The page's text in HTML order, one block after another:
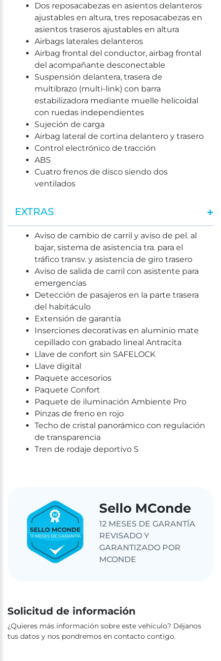
Dos reposacabezas en asientos delanteros
ajustables en altura, tres reposacabezas en
asientos traseros ajustables en altura
Airbags laterales delanteros
Airbag frontal del conductor, airbag frontal
del acompañante desconectable
Suspensión delantera, trasera de
multibrazo (multi-link) con barra
estabilizadora mediante muelle helicoidal
con ruedas independientes
Sujeción de carga
Airbag lateral de cortina delantero y trasero
Control electrónico de tracción
ABS
Cuatro frenos de disco siendo dos
ventilados
EXTRAS
Aviso de cambio de carril y aviso de pel. al
bajar, sistema de asistencia tra. para el
tráfico transv. y asistencia de giro trasero
Aviso de salida de carril con asistente para
emergencias
Detección de pasajeros en la parte trasera
del habitáculo
Extensión de garantía
Inserciones decorativas en aluminio mate
cepillado con grabado lineal Antracita
Llave de confort sin SAFELOCK
Llave digital
Paquete accesorios
Paquete Confort
Paquete de iluminación Ambiente Pro
Pinzas de freno en rojo
Techo de cristal panorámico con regulación
de transparencia
Tren de rodaje deportivo S
Sello MConde
12 MESES DE GARANTÍA
REVISADO Y
GARANTIZADO POR
MCONDE
Solicitud de información
¿Quieres más información sobre este vehículo? Déjanos
tus datos y nos pondremos en contacto contigo.